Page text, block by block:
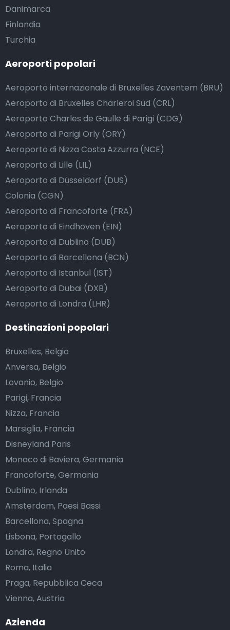
Azienda
Danimarca
Finlandia
Turchia
Aeroporti popolari
Aeroporto internazionale di Bruxelles Zaventem (BRU)
Aeroporto di Bruxelles Charleroi Sud (CRL)
Aeroporto Charles de Gaulle di Parigi (CDG)
Aeroporto di Parigi Orly (ORY)
Aeroporto di Nizza Costa Azzurra (NCE)
Aeroporto di Lille (LIL)
Aeroporto di Düsseldorf (DUS)
Colonia (CGN)
Aeroporto di Francoforte (FRA)
Aeroporto di Eindhoven (EIN)
Aeroporto di Dublino (DUB)
Aeroporto di Barcellona (BCN)
Aeroporto di Istanbul (IST)
Aeroporto di Dubai (DXB)
Aeroporto di Londra (LHR)
Destinazioni popolari
Bruxelles, Belgio
Anversa, Belgio
Lovanio, Belgio
Parigi, Francia
Nizza, Francia
Marsiglia, Francia
Disneyland Paris
Monaco di Baviera, Germania
Francoforte, Germania
Dublino, Irlanda
Amsterdam, Paesi Bassi
Barcellona, Spagna
Lisbona, Portogallo
Londra, Regno Unito
Roma, Italia
Praga, Repubblica Ceca
Vienna, Austria